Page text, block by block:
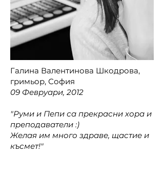
Галина Валентинова Шкодрова,
гримьор, София
09 Февруари, 2012
"Руми и Пепи са прекрасни хора и
преподаватели :)
Желая им много здраве, щастие и
късмет!"